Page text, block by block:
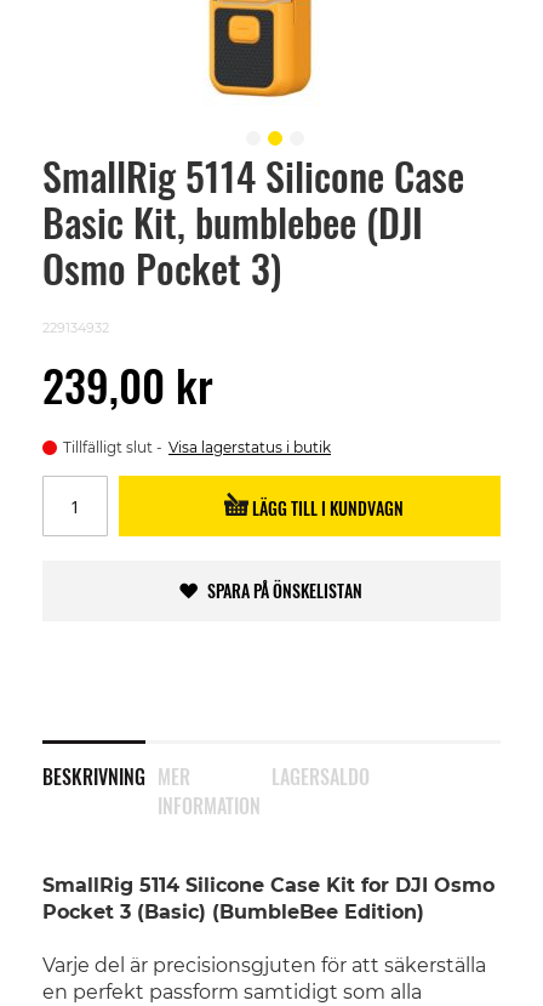
SmallRig 5114 Silicone Case
Basic Kit, bumblebee (DJI
Osmo Pocket 3)
229134932
239,00 kr
Tillfälligt slut Visa lagerstatus i butik
LÄGG TILL I KUNDVAGN
SPARA PÅ ÖNSKELISTAN
BESKRIVNING
SmallRig 5114 Silicone Case Kit for DJI Osmo
Pocket 3 (Basic) (BumbleBee Edition)
Varje del är precisionsgjuten för att säkerställa
en perfekt passform samtidigt som alla
MER
INFORMATION
LAGERSALDO
Skip
beginning
images